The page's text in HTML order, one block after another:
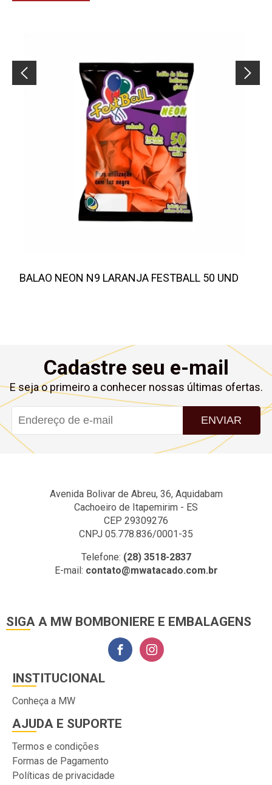
BALAO NEON N9 LARANJA FESTBALL 50 UND
Cadastre seu e-mail
E seja o primeiro a conhecer nossas últimas ofertas.
ENVIAR
Avenida Bolivar de Abreu, 36, Aquidabam
Cachoeiro de Itapemirim - ES
CEP 29309276
CNPJ 05.778.836/0001-35
Telefone: (28) 3518-2837
E-mail: contato@mwatacado.com.br
SIGA A MW BOMBONIERE E EMBALAGENS
INSTITUCIONAL
Conheça a MW
AJUDA E SUPORTE
Termos e condições
Formas de Pagamento
Políticas de privacidade